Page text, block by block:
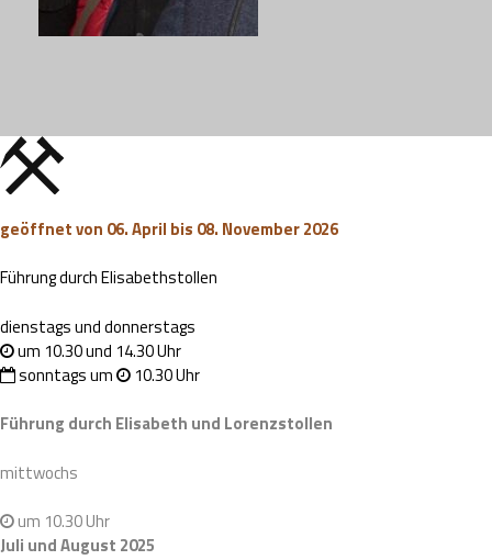
geöffnet von 06. April bis 08. November 2026
Führung durch Elisabethstollen
dienstags und donnerstags
um 10.30 und 14.30 Uhr
sonntags um
10.30 Uhr
Führung durch Elisabeth und Lorenzstollen
mittwochs
um 10.30 Uhr
Juli und August 2025